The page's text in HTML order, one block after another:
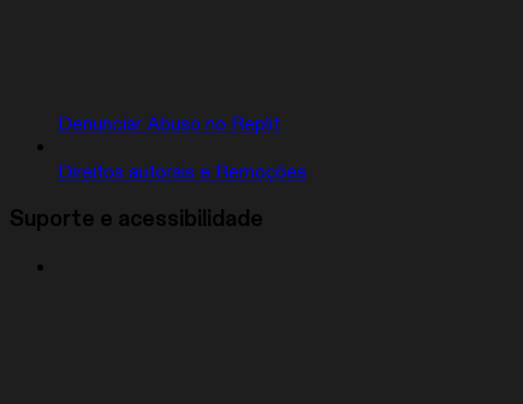
Denunciar Abuso no Replit
Direitos autorais e Remoções
Suporte e acessibilidade